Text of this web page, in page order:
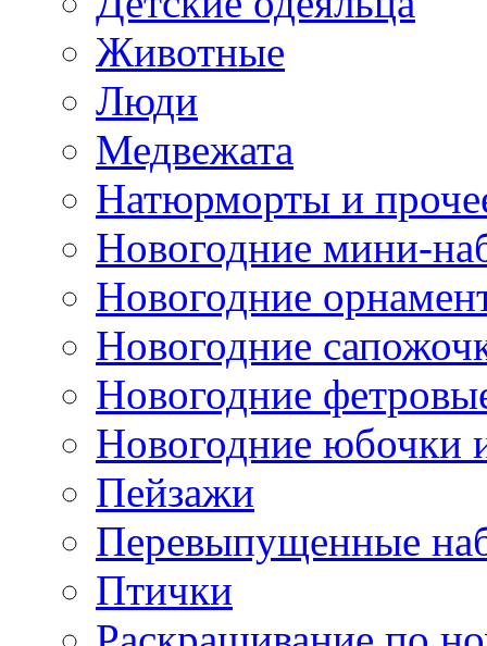
Животные
Люди
Медвежата
Натюрморты и
Новогодние мини-
Новогодние
Новогодние
Новогодние
Новогодние юбочки
Пейзажи
Перевыпущенные
Птички